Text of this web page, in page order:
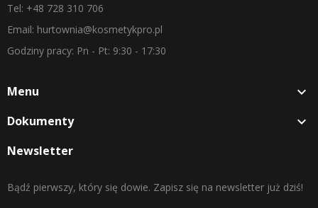
Tel: +48 728 310 706
Email: hurtownia@kosmetykpro.pl
Godziny pracy: Pn - Pt: 9:30 - 17:30
Menu 
Dokumenty 
Newsletter
Bądź pierwszy, który się dowie. Zapisz się na newsletter już dziś!